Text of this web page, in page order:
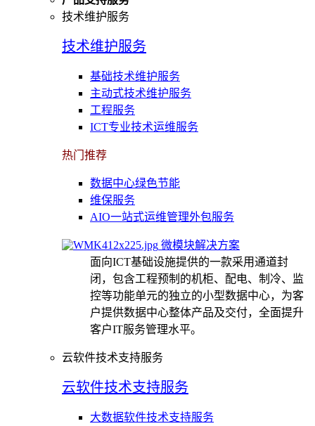
技术维护服务
技术维护服务
基础技术维护服务
主动式技术维护服务
工程服务
ICT专业技术运维服务
热门推荐
数据中心绿色节能
维保服务
AIO一站式运维管理外包服务
微模块解决方案
面向ICT基础设施提供的一款采用通道封
闭，包含工程预制的机柜、配电、制冷、监
控等功能单元的独立的小型数据中心，为客
户提供数据中心整体产品及交付，全面提升
客户IT服务管理水平。
云软件技术支持服务
云软件技术支持服务
大数据软件技术支持服务